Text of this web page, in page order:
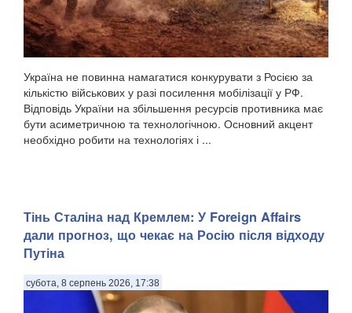
Україна не повинна намагатися конкурувати з Росією за
кількістю військових у разі посилення мобілізації у РФ.
Відповідь України на збільшення ресурсів противника має
бути асиметричною та технологічною. Основний акцент
необхідно робити на технологіях і ...
Тінь Сталіна над Кремлем: У Foreign Affairs
дали прогноз, що чекає на Росію після відходу
Путіна
субота, 8 серпень 2026, 17:38